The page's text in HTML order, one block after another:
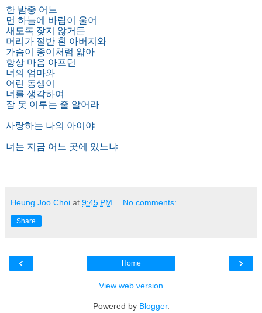
한 밤중 어느
먼 하늘에 바람이 울어
새도록 잦지 않거든
머리가 절반 흰 아버지와
가슴이 종이처럼 얇아
항상 마음 아프던
너의 엄마와
어린 동생이
너를 생각하여
잠 못 이루는 줄 알어라
사랑하는 나의 아이야
너는 지금 어느 곳에 있느냐
편 | 작성자 메지
Heung Joo Choi at 9:45 PM No comments:
Share
‹ ›
Home
View web version
Powered by Blogger.